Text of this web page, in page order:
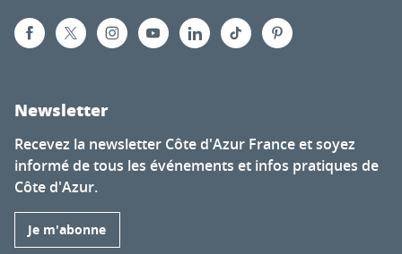
Newsletter
Recevez la newsletter Côte d'Azur France et soyez
informé de tous les événements et infos pratiques de
Côte d'Azur.
Je m'abonne